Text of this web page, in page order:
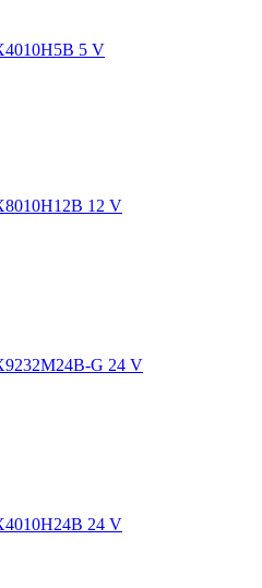
5 V
12 V
G 24 V
24 V